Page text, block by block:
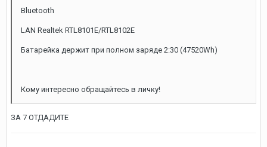
Bluetooth
LAN Realtek RTL8101E/RTL8102E
Батарейка держит при полном заряде 2:30 (47520Wh)
Кому интересно обращайтесь в личку!
ЗА 7 ОТДАДИТЕ